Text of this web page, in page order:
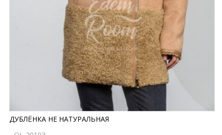
ДУБЛЁНКА НЕ НАТУРАЛЬНАЯ